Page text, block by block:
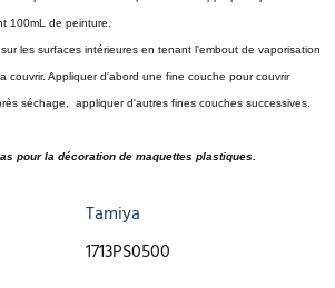
100mL de peinture.
les surfaces intérieures en tenant l'embout de vaporisation
couvrir. Appliquer d'abord une fine couche pour couvrir
séchage, appliquer d'autres fines couches successives.
pour la décoration de maquettes plastiques.
Tamiya
1713PS0500